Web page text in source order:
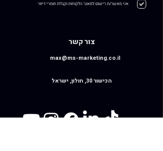
אני מאשר/ת רישום למאגר הלקוחות וקבלת חומרי דיוור
צור קשר
max@ms-marketing.co.il
הכישור 30, חולון, ישראל